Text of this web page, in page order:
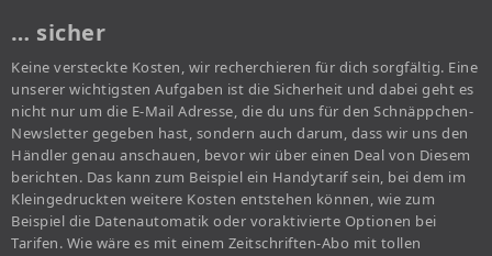
… sicher
Keine versteckte Kosten, wir recherchieren für dich sorgfältig. Eine
unserer wichtigsten Aufgaben ist die Sicherheit und dabei geht es
nicht nur um die E-Mail Adresse, die du uns für den Schnäppchen-
Newsletter gegeben hast, sondern auch darum, dass wir uns den
Händler genau anschauen, bevor wir über einen Deal von Diesem
berichten. Das kann zum Beispiel ein Handytarif sein, bei dem im
Kleingedruckten weitere Kosten entstehen können, wie zum
Beispiel die Datenautomatik oder voraktivierte Optionen bei
Tarifen. Wie wäre es mit einem Zeitschriften-Abo mit tollen